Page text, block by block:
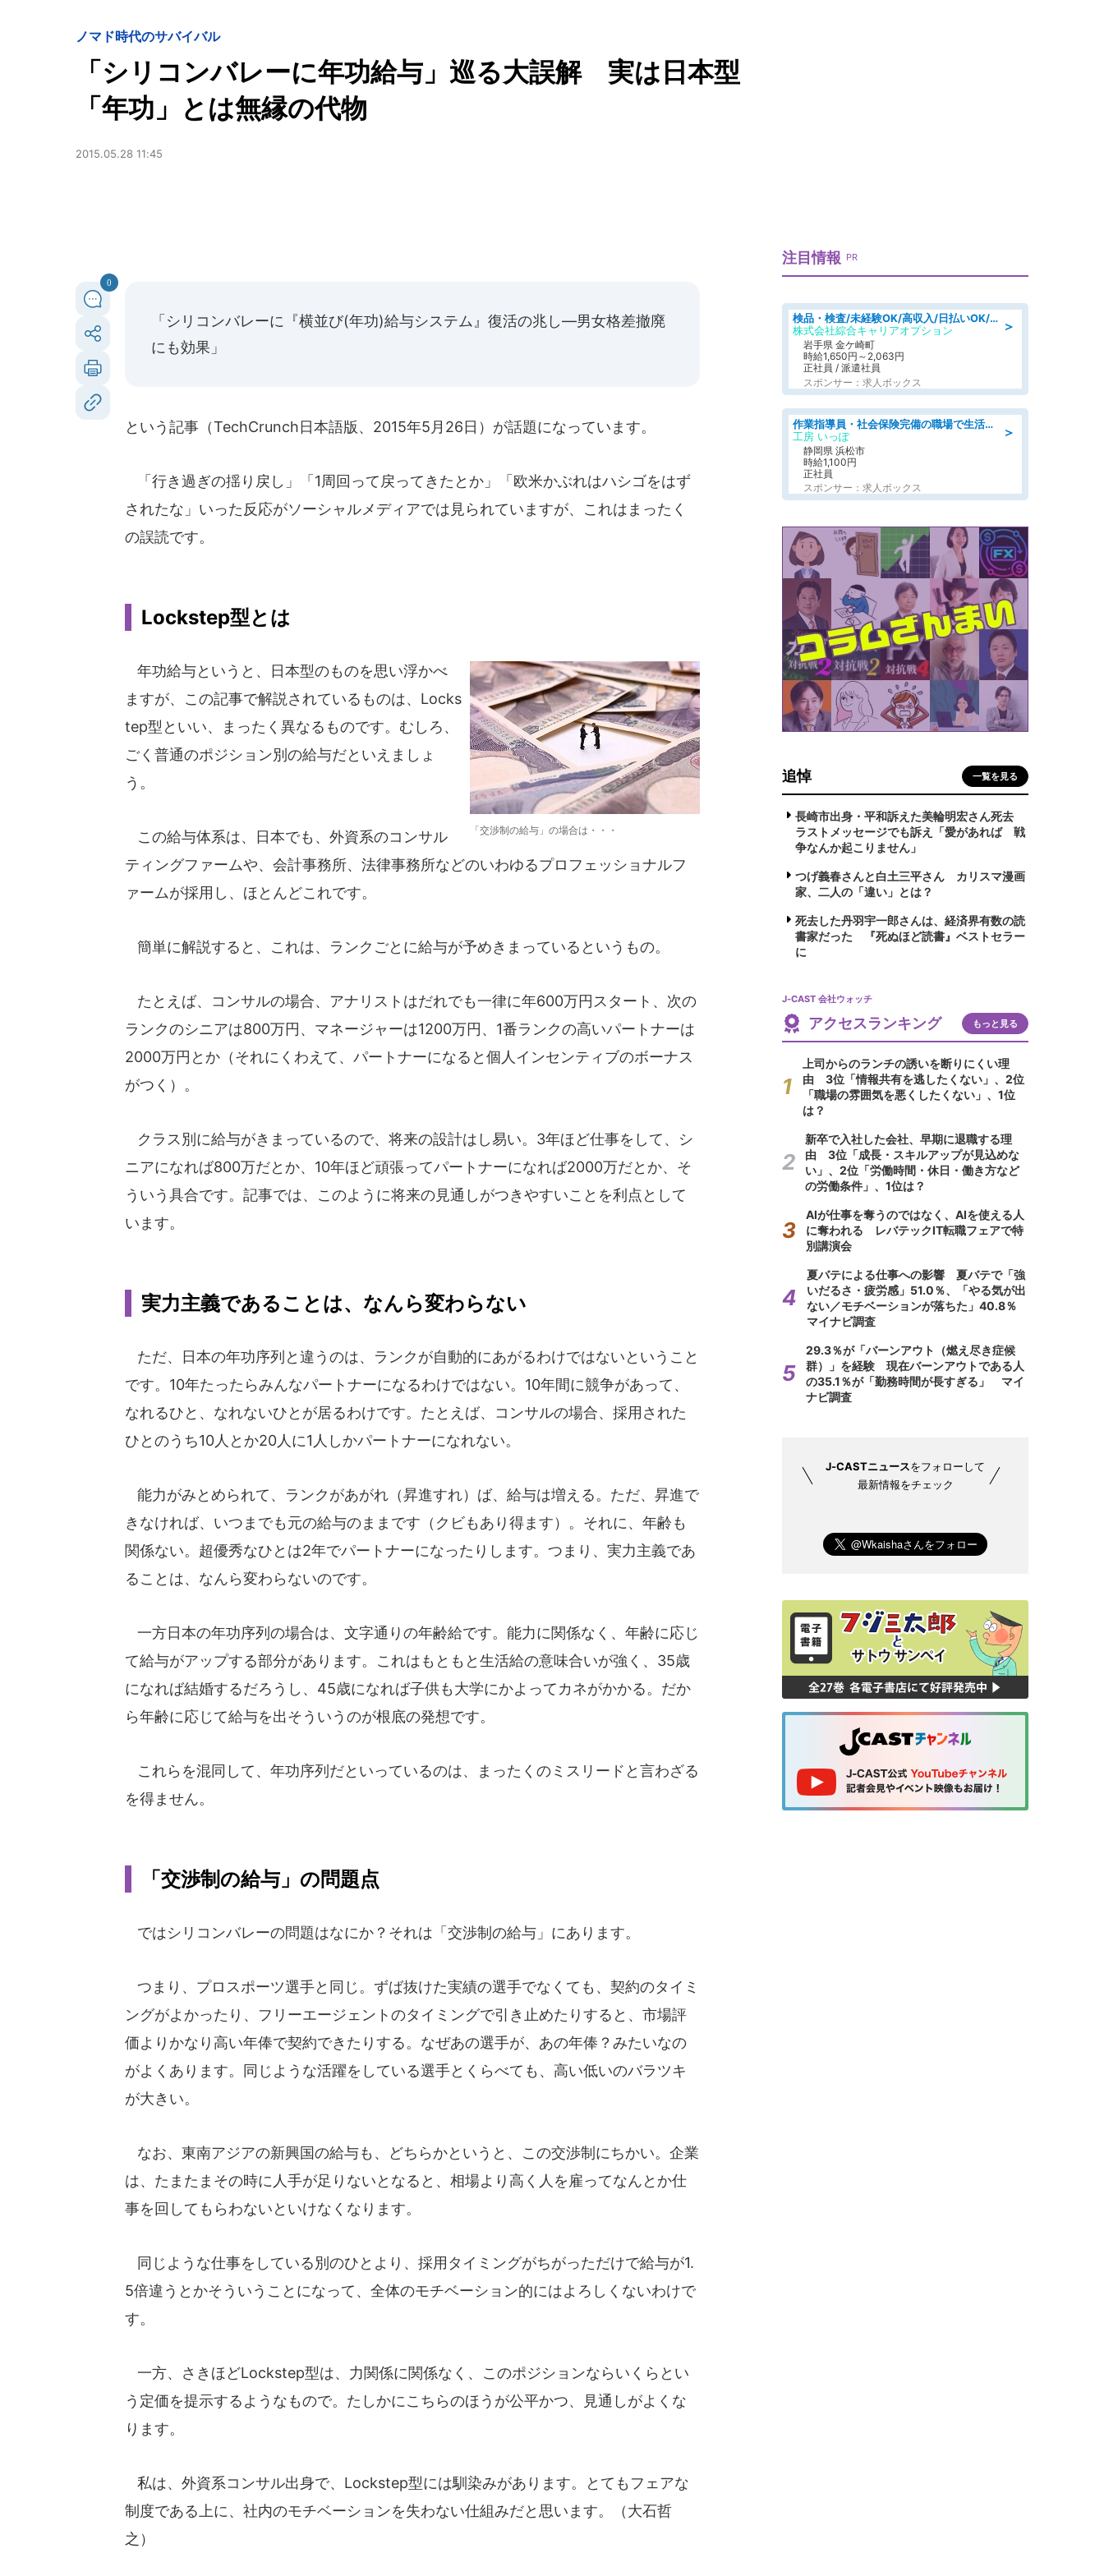
ノマド時代のサバイバル
「シリコンバレーに年功給与」巡る大誤解 実は日本型
「年功」とは無縁の代物
2015.05.28 11:45
0
「 シリコンバレーに『横並び(年功)給与システム』復活の兆し―男女格差撤廃
にも効果 」
という記事（TechCrunch日本語版、2015年5月26日）が話題になっています。
「行き過ぎの揺り戻し」「1周回って戻ってきたとか」「欧米かぶれはハシゴをはず
されたな」いった反応がソーシャルメディアでは見られていますが、これはまったく
の誤読です。
Lockstep型とは
「交渉制の給与」の場合は・・・
年功給与というと、日本型のものを思い浮かべ
ますが、この記事で解説されているものは、Locks
tep型といい、まったく異なるものです。むしろ、
ごく普通のポジション別の給与だといえましょ
う。
この給与体系は、日本でも、外資系のコンサル
ティングファームや、会計事務所、法律事務所などのいわゆるプロフェッショナルフ
ァームが採用し、ほとんどこれです。
簡単に解説すると、これは、ランクごとに給与が予めきまっているというもの。
たとえば、コンサルの場合、アナリストはだれでも一律に年600万円スタート、次の
ランクのシニアは800万円、マネージャーは1200万円、1番ランクの高いパートナーは
2000万円とか（それにくわえて、パートナーになると個人インセンティブのボーナス
がつく）。
クラス別に給与がきまっているので、将来の設計はし易い。3年ほど仕事をして、シ
ニアになれば800万だとか、10年ほど頑張ってパートナーになれば2000万だとか、そ
ういう具合です。記事では、このように将来の見通しがつきやすいことを利点として
います。
実力主義であることは、なんら変わらない
ただ、日本の年功序列と違うのは、ランクが自動的にあがるわけではないということ
です。10年たったらみんなパートナーになるわけではない。10年間に競争があって、
なれるひと、なれないひとが居るわけです。たとえば、コンサルの場合、採用された
ひとのうち10人とか20人に1人しかパートナーになれない。
能力がみとめられて、ランクがあがれ（昇進すれ）ば、給与は増える。ただ、昇進で
きなければ、いつまでも元の給与のままです（クビもあり得ます）。それに、年齢も
関係ない。超優秀なひとは2年でパートナーになったりします。つまり、実力主義であ
ることは、なんら変わらないのです。
一方日本の年功序列の場合は、文字通りの年齢給です。能力に関係なく、年齢に応じ
て給与がアップする部分があります。これはもともと生活給の意味合いが強く、35歳
になれば結婚するだろうし、45歳になれば子供も大学にかよってカネがかかる。だか
ら年齢に応じて給与を出そういうのが根底の発想です。
これらを混同して、年功序列だといっているのは、まったくのミスリードと言わざる
を得ません。
「交渉制の給与」の問題点
ではシリコンバレーの問題はなにか？それは「交渉制の給与」にあります。
つまり、プロスポーツ選手と同じ。ずば抜けた実績の選手でなくても、契約のタイミ
ングがよかったり、フリーエージェントのタイミングで引き止めたりすると、市場評
価よりかなり高い年俸で契約できたりする。なぜあの選手が、あの年俸？みたいなの
がよくあります。同じような活躍をしている選手とくらべても、高い低いのバラツキ
が大きい。
なお、東南アジアの新興国の給与も、どちらかというと、この交渉制にちかい。企業
は、たまたまその時に人手が足りないとなると、相場より高く人を雇ってなんとか仕
事を回してもらわないといけなくなります。
同じような仕事をしている別のひとより、採用タイミングがちがっただけで給与が1.
5倍違うとかそういうことになって、全体のモチベーション的にはよろしくないわけで
す。
一方、さきほどLockstep型は、力関係に関係なく、このポジションならいくらとい
う定価を提示するようなもので。たしかにこちらのほうが公平かつ、見通しがよくな
ります。
私は、外資系コンサル出身で、Lockstep型には馴染みがあります。とてもフェアな
制度である上に、社内のモチベーションを失わない仕組みだと思います。（大石哲
之）
注目情報 PR
＞
検品・検査/未経験OK/高収入/日払いOK/交替制/20・30・40代活躍中
株式会社綜合キャリアオプション
岩手県 金ケ崎町
時給1,650円～2,063円
正社員 / 派遣社員
スポンサー：求人ボックス
＞
作業指導員・社会保険完備の職場で生活支援員
工房 いっぽ
静岡県 浜松市
時給1,100円
正社員
スポンサー：求人ボックス
追悼 一覧を見る
長崎市出身・平和訴えた美輪明宏さん死去
ラストメッセージでも訴え「愛があれば 戦
争なんか起こりません」
つげ義春さんと白土三平さん カリスマ漫画
家、二人の「違い」とは？
死去した丹羽宇一郎さんは、経済界有数の読
書家だった 『死ぬほど読書』ベストセラー
に
J-CAST 会社ウォッチ
アクセスランキング もっと見る
上司からのランチの誘いを断りにくい理
由 3位「情報共有を逃したくない」、2位
「職場の雰囲気を悪くしたくない」、1位
は？
新卒で入社した会社、早期に退職する理
由 3位「成長・スキルアップが見込めな
い」、2位「労働時間・休日・働き方など
の労働条件」、1位は？
AIが仕事を奪うのではなく、AIを使える人
に奪われる レバテックIT転職フェアで特
別講演会
夏バテによる仕事への影響 夏バテで「強
いだるさ・疲労感」51.0％、「やる気が出
ない／モチベーションが落ちた」40.8％
マイナビ調査
29.3％が「バーンアウト（燃え尽き症候
群）」を経験 現在バーンアウトである人
の35.1％が「勤務時間が長すぎる」 マイ
ナビ調査
J-CASTニュースをフォローして
最新情報をチェック